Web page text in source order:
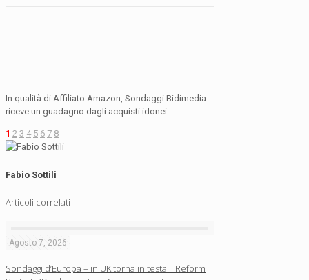
In qualità di Affiliato Amazon, Sondaggi Bidimedia
riceve un guadagno dagli acquisti idonei.
1 2 3 4 5 6 7 8
Fabio Sottili
Articoli correlati
Agosto 7, 2026
Sondaggi d’Europa – in UK torna in testa il Reform